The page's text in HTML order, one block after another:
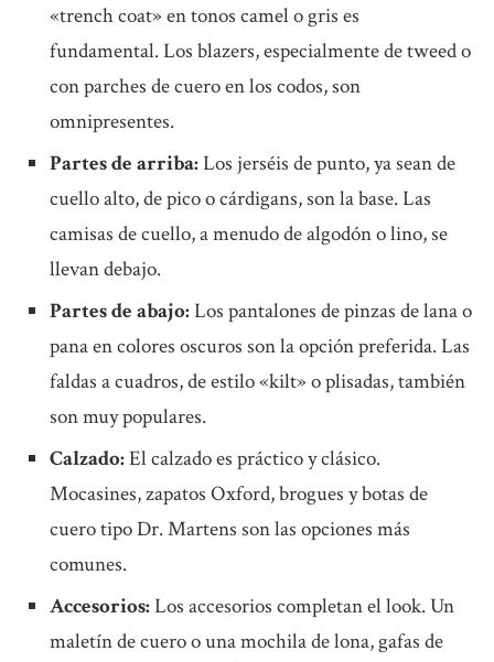
«trench coat» en tonos camel o gris es
fundamental. Los blazers, especialmente de tweed o
con parches de cuero en los codos, son
omnipresentes.
Partes de arriba:Los jerséis de punto, ya sean de
cuello alto, de pico o cárdigans, son la base. Las
camisas de cuello, a menudo de algodón o lino, se
llevan debajo.
Partes de abajo:Los pantalones de pinzas de lana o
pana en colores oscuros son la opción preferida. Las
faldas a cuadros, de estilo «kilt» o plisadas, también
son muy populares.
Calzado:El calzado es práctico y clásico.
Mocasines, zapatos Oxford, brogues y botas de
cuero tipo Dr. Martens son las opciones más
comunes.
Accesorios:Los accesorios completan el look. Un
maletín de cuero o una mochila de lona, gafas de